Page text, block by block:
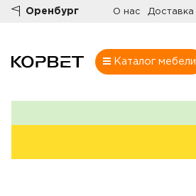
Оренбург О нас Доставка
Каталог мебели